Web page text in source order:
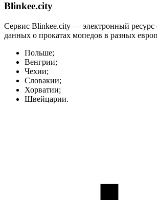
Blinkee.city
Сервис Blinkee.city — электронный ресурс
данных о прокатах мопедов в разных
Польше;
Венгрии;
Чехии;
Словакии;
Хорватии;
Швейцарии.